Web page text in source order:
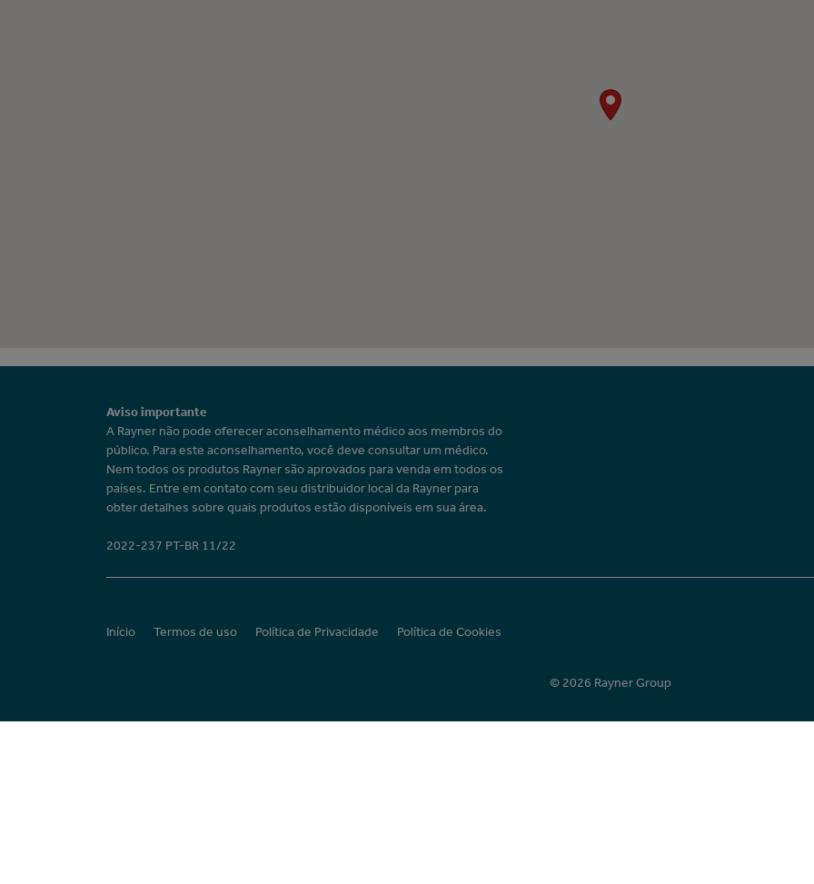
Aviso importante
A Rayner não pode oferecer aconselhamento médico aos membros do
público. Para este aconselhamento, você deve consultar um médico.
Nem todos os produtos Rayner são aprovados para venda em todos os
países. Entre em contato com seu distribuidor local da Rayner para
obter detalhes sobre quais produtos estão disponíveis em sua área.
2022-237 PT-BR 11/22
Início Termos de uso Política de Privacidade Política de Cookies
© 2026 Rayner Group